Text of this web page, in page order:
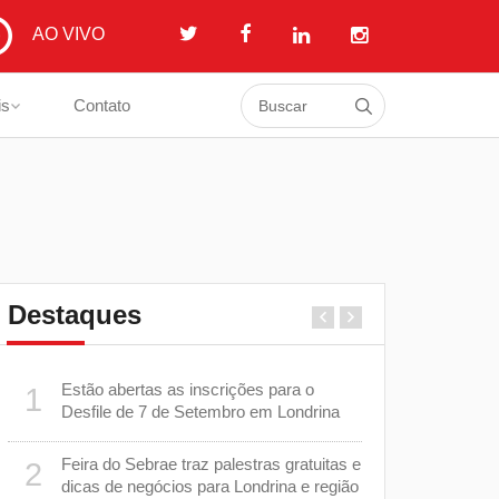
AO VIVO
Contato
Destaques
1
Estão abertas as inscrições para o
Desfile de 7 de Setembro em Londrina
2
Feira do Sebrae traz palestras gratuitas e
dicas de negócios para Londrina e região